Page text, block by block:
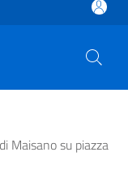
Maisano su piazza